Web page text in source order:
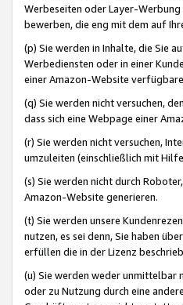
Werbeseiten oder Layer-
bewerben, die eng mit dem auf
(p) Sie werden in Inhalte, die Sie
Werbediensten oder in einer
einer Amazon-Website
(q) Sie werden nicht versuchen, den
dass sich eine Webpage einer
(r) Sie werden nicht versuchen,
umzuleiten (einschließlich mit
(s) Sie werden nicht durch
Amazon-Website generieren.
(t) Sie werden unsere
nutzen, es sei denn, Sie haben
erfüllen die in der Lizenz
(u) Sie werden weder unmittelbar
oder zu Nutzung durch eine